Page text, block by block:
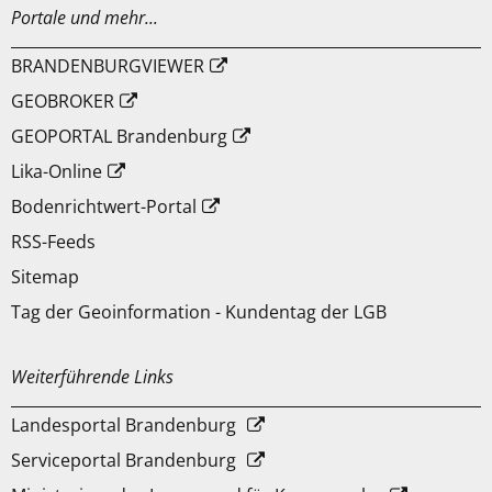
Portale und mehr...
BRANDENBURGVIEWER
GEOBROKER
GEOPORTAL Brandenburg
Lika-Online
Bodenrichtwert-Portal
RSS-Feeds
Sitemap
Tag der Geoinformation - Kundentag der LGB
Weiterführende Links
Landesportal Brandenburg
Serviceportal Brandenburg